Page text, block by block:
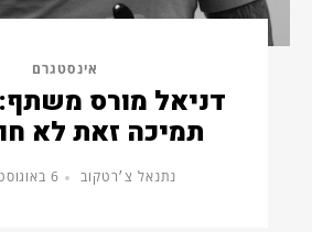
אינסטגרם
דניאל מורס
תמיכה זאת לא
נתנאל צ׳רטקוב 6 באוגוסט, 2026